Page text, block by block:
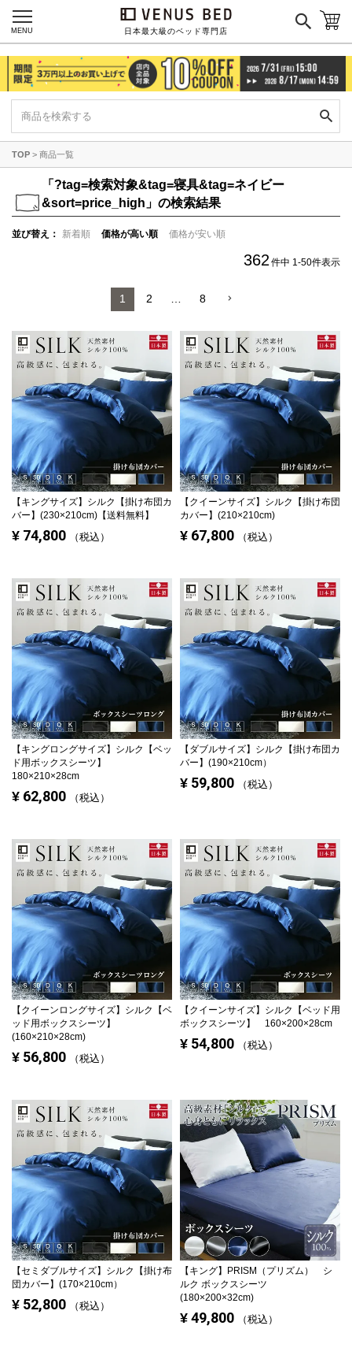
日本最大級のベッド専門店
MENU
TOP 商品一覧
「 ?tag=検索対象&tag=寝具&tag=ネイビー
&sort=price_high」の検索結果
並び替え 新着順 価格が高い順 価格が安い順
362 件中 1 -50件表示
1 2 8
【キングサイズ】 シルク【掛け布団カ
バー】(230×210cm)【送料無料】
¥ 74,800 税込
【クイーンサイズ】 シルク【掛け布団
カバー】(210×210cm)
¥ 67,800 税込
【キングロングサイズ】 シルク【ベッ
ド用ボックスシーツ】
180×210×28cm
¥ 62,800 税込
【ダブルサイズ】 シルク【掛け布団カ
バー】(190×210cm）
¥ 59,800 税込
【クイーンロングサイズ】 シルク【ベ
ッド用ボックスシーツ】
(160×210×28cm)
¥ 56,800 税込
【クイーンサイズ】 シルク【ベッド用
ボックスシーツ】 160×200×28cm
¥ 54,800 税込
【セミダブルサイズ】 シルク【掛け布
団カバー】(170×210cm）
¥ 52,800 税込
【キング】 PRISM（プリズム） シ
ルク ボックスシーツ
(180×200×32cm)
¥ 49,800 税込